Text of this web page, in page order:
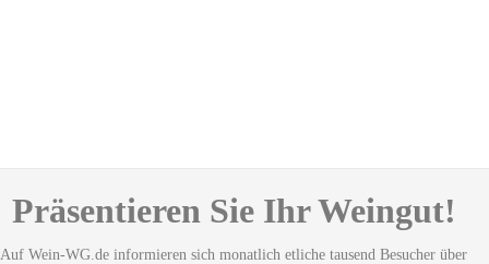
Präsentieren Sie Ihr Weingut!
Auf Wein-WG.de informieren sich monatlich etliche tausend Besucher über